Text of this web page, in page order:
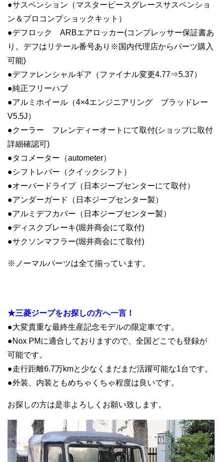
●サスペンション（マスターピースグレースサスペンショ
ン＆プロコンプショックキット）
●デフロック ARBエアロッカー(コンプレッサー保証書あ
り。デフはリテール番号あり※国内代理店からパーツ購入
可能)
●デファレンシャルギア（ファイナル変更4.77⇒5.37）
●純正フリーハブ
●アルミホイール（4×4エンジニアリング ブラッドレー
V5.5J）
●クーラー フレンディーオートにて取付(ショップに取付
詳細確認可)
●タコメーター（autometer）
●シフトレバー（クイックシフト）
●オーバードライブ（日本ジープセンターにて取付）
●アンダーガード（日本ジープセンター製）
●アルミデフカバー（日本ジープセンター製）
●ディスクブレーキ(堀井商会にて取付)
●サクソンマフラー(堀井商会にて取付)
※ノーマルパーツは全て揃っています。
★三菱ジープをお探しの方へ一言！
●大変貴重な最終生産記念モデルの限定車です。
●Nox PMに適合しておりますので、全国どこでも登録が
可能です。
●走行距離6.7万kmと少なくまだまだ活躍可能な1台です。
●外装、内装ともめちゃくちゃ程度は良いです。
お探しの方は是非よろしくお願い致します。